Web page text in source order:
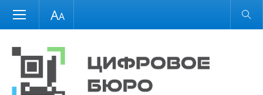
Размер шрифта Обычная версия